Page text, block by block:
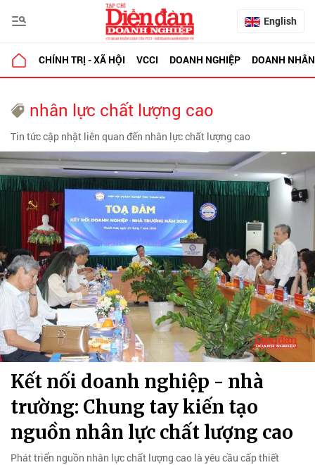
English
CHÍNH TRỊ - XÃ HỘI VCCI DOANH NGHIỆP DOANH NHÂN
nhân lực chất lượng cao
Tin tức cập nhật liên quan đến nhân lực chất lượng cao
Kết nối doanh nghiệp - nhà
trường: Chung tay kiến tạo
nguồn nhân lực chất lượng cao
Phát triển nguồn nhân lực chất lượng cao là yêu cầu cấp thiết